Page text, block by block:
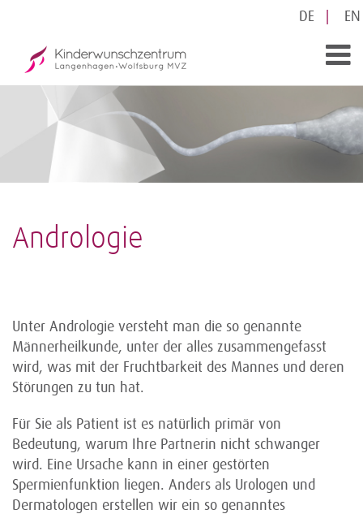
DE EN
Andrologie
Unter Andrologie versteht man die so genannte
Männerheilkunde, unter der alles zusammengefasst
wird, was mit der Fruchtbarkeit des Mannes und deren
Störungen zu tun hat.
Für Sie als Patient ist es natürlich primär von
Bedeutung, warum Ihre Partnerin nicht schwanger
wird. Eine Ursache kann in einer gestörten
Spermienfunktion liegen. Anders als Urologen und
Dermatologen erstellen wir ein so genanntes